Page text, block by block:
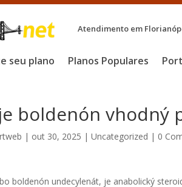
Atendimento em
seu plano Planos Populares
boldenón vhodný
| out 30, 2025 |Uncategorized | 0
boldenón undecylenát, je anabolický